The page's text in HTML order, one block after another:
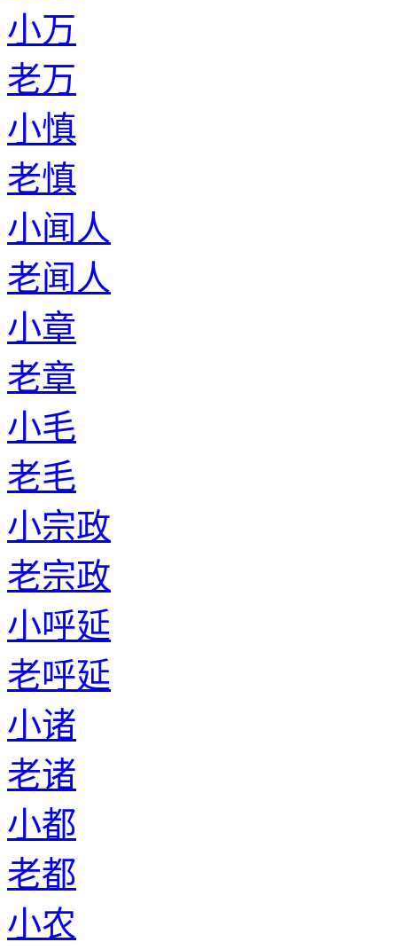
小万
老万
小慎
老慎
小闻人
老闻人
小章
老章
小毛
老毛
小宗政
老宗政
小呼延
老呼延
小诸
老诸
小都
老都
小农